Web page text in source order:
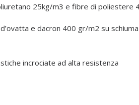
25kg/m3 e fibre di poliestere
e dacron 400 gr/m2 su
incrociate ad alta resistenza